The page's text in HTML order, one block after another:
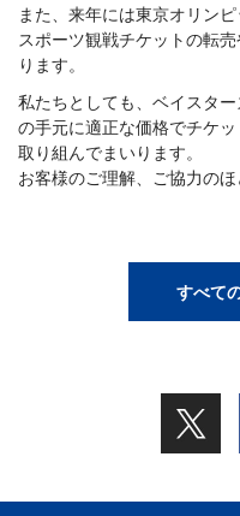
また、来年には東京オリン
スポーツ観戦チケットの転
ります。
私たちとしても、ベイスタ
の手元に適正な価格でチケ
取り組んでまいります。
お客様のご理解、ご協力の
すべて